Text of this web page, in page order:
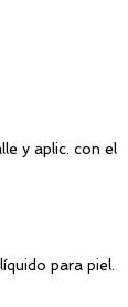
y aplic. con el
para piel.